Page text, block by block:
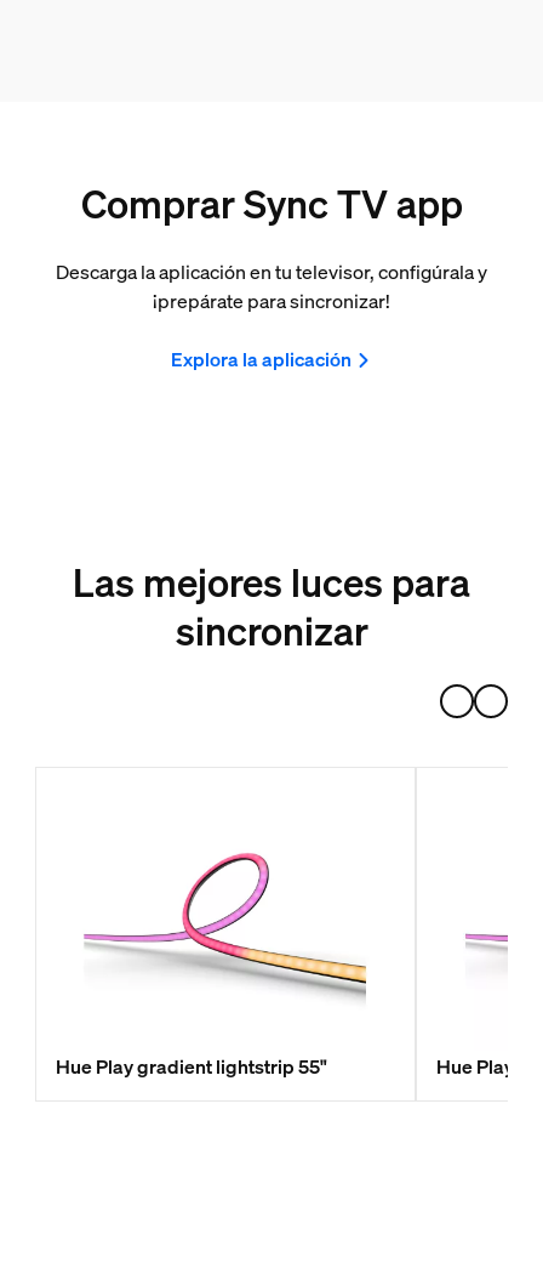
Comprar Sync TV app
Descarga la aplicación en tu televisor, configúrala y
¡prepárate para sincronizar!
Explora la aplicación
Las mejores luces para
sincronizar
Hue Play gradient lightstrip 55" Hue Play